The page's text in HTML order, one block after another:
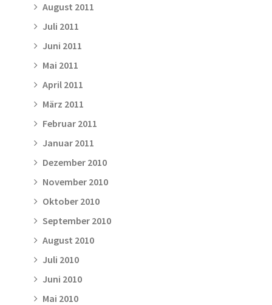
August 2011
Juli 2011
Juni 2011
Mai 2011
April 2011
März 2011
Februar 2011
Januar 2011
Dezember 2010
November 2010
Oktober 2010
September 2010
August 2010
Juli 2010
Juni 2010
Mai 2010